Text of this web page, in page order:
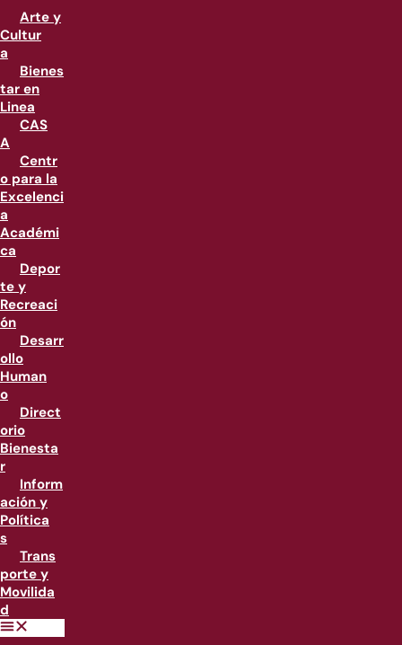
Arte y
Cultur
a
Bienes
tar en
Linea
CAS
A
Centr
o para la
Excelenci
a
Académi
ca
Depor
te y
Recreaci
ón
Desarr
ollo
Human
o
Direct
orio
Bienesta
r
Inform
ación y
Política
s
Trans
porte y
Movilida
d